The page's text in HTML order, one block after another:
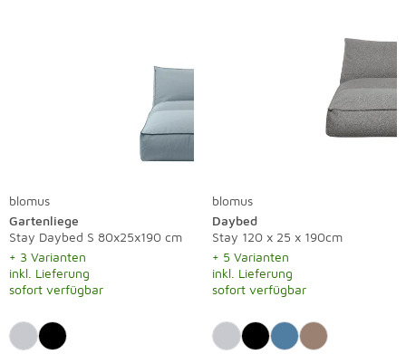
blomus
Gartenliege
Stay Daybed S 80x25x190 cm
+ 3 Varianten
inkl. Lieferung
sofort verfügbar
blomus
Daybed
Stay 120 x 25 x 190cm
+ 5 Varianten
inkl. Lieferung
sofort verfügbar